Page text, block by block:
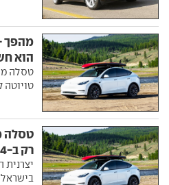
מהפך
הוא
טויוטה
רק ב-224 אלף שקל